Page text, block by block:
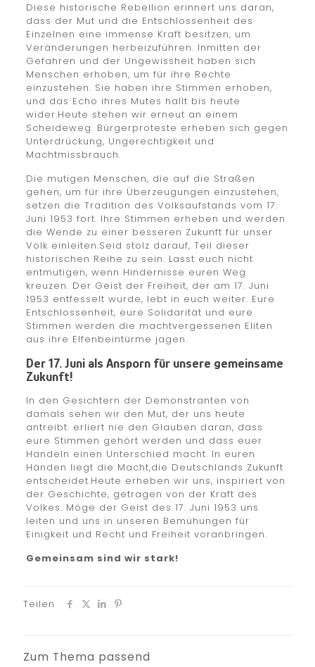
Diese historische Rebellion erinnert uns daran,
dass der Mut und die Entschlossenheit des
Einzelnen eine immense Kraft besitzen, um
Veränderungen herbeizuführen. Inmitten der
Gefahren und der Ungewissheit haben sich
Menschen erhoben, um für ihre Rechte
einzustehen. Sie haben ihre Stimmen erhoben,
und das Echo ihres Mutes hallt bis heute
wider.Heute stehen wir erneut an einem
Scheideweg. Bürgerproteste erheben sich gegen
Unterdrückung, Ungerechtigkeit und
Machtmissbrauch.
Die mutigen Menschen, die auf die Straßen
gehen, um für ihre Überzeugungen einzustehen,
setzen die Tradition des Volksaufstands vom 17.
Juni 1953 fort. Ihre Stimmen erheben und werden
die Wende zu einer besseren Zukunft für unser
Volk einleiten.Seid stolz darauf, Teil dieser
historischen Reihe zu sein. Lasst euch nicht
entmutigen, wenn Hindernisse euren Weg
kreuzen. Der Geist der Freiheit, der am 17. Juni
1953 entfesselt wurde, lebt in euch weiter. Eure
Entschlossenheit, eure Solidarität und eure
Stimmen werden die machtvergessenen Eliten
aus ihre Elfenbeintürme jagen.
Der 17. Juni als Ansporn für unsere gemeinsame
Zukunft!
In den Gesichtern der Demonstranten von
damals sehen wir den Mut, der uns heute
antreibt. erliert nie den Glauben daran, dass
eure Stimmen gehört werden und dass euer
Handeln einen Unterschied macht. In euren
Händen liegt die Macht,die Deutschlands Zukunft
entscheidet.Heute erheben wir uns, inspiriert von
der Geschichte, getragen von der Kraft des
Volkes. Möge der Geist des 17. Juni 1953 uns
leiten und uns in unseren Bemühungen für
Einigkeit und Recht und Freiheit voranbringen.
Gemeinsam sind wir stark!
Teilen
Zum Thema passend